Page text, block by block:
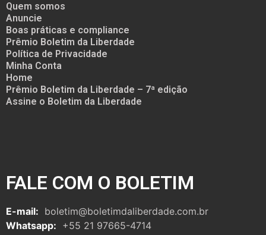
Quem somos
Anuncie
Boas práticas e compliance
Prêmio Boletim da Liberdade
Política de Privacidade
Minha Conta
Home
Prêmio Boletim da Liberdade – 7ª edição
Assine o Boletim da Liberdade
FALE COM O BOLETIM
E-mail: boletim@boletimdaliberdade.com.br
Whatsapp: +55 21 97665-4714